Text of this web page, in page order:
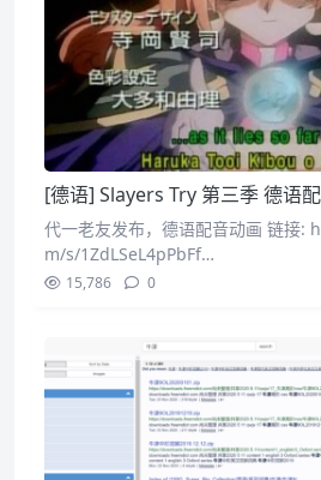
[德语] Slayers Try 第三季 德语
代一老友发布，德语配音动画 链接
m/s/1ZdLSeL4pPbFf…
15,786 0